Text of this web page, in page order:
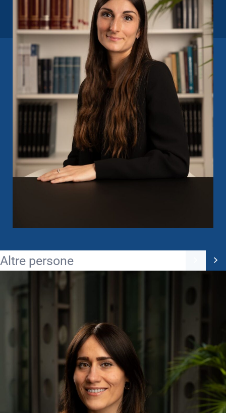
Altre persone